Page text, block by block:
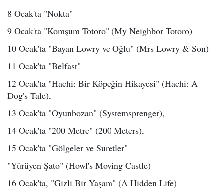
8 Ocak'ta "Nokta"
9 Ocak'ta "Komşum Totoro" (My Neighbor Totoro)
10 Ocak'ta "Bayan Lowry ve Oğlu" (Mrs Lowry & Son)
11 Ocak'ta "Belfast"
12 Ocak'ta "Hachi: Bir Köpeğin Hikayesi" (Hachi: A
Dog's Tale),
13 Ocak'ta "Oyunbozan" (Systemsprenger),
14 Ocak'ta "200 Metre" (200 Meters),
15 Ocak'ta "Gölgeler ve Suretler"
"Yürüyen Şato" (Howl's Moving Castle)
16 Ocak'ta, "Gizli Bir Yaşam" (A Hidden Life)